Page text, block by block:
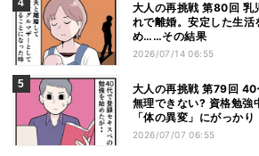
大人の再挑戦 第80回 乳
れで離婚。安定した生活
め……その結果
2026/07/14 06:55
大人の再挑戦 第79回 40
無理できない? 資格勉強
「体の異変」にがっかり
2026/07/07 06:55